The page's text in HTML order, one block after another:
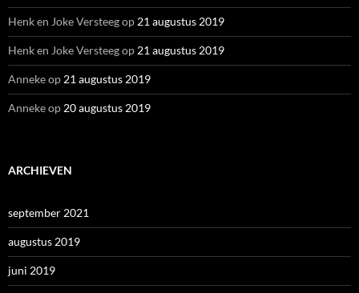
Henk en Joke Versteegop 21 augustus 2019
Henk en Joke Versteegop 21 augustus 2019
Annekeop 21 augustus 2019
Annekeop 20 augustus 2019
ARCHIEVEN
september 2021
augustus 2019
juni 2019